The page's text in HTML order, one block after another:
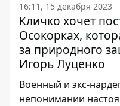
16:11, 15 декабря 2023
Кличко хочет
Осокорках,
за природного
Игорь Луценко
Военный и экс-
непонимании